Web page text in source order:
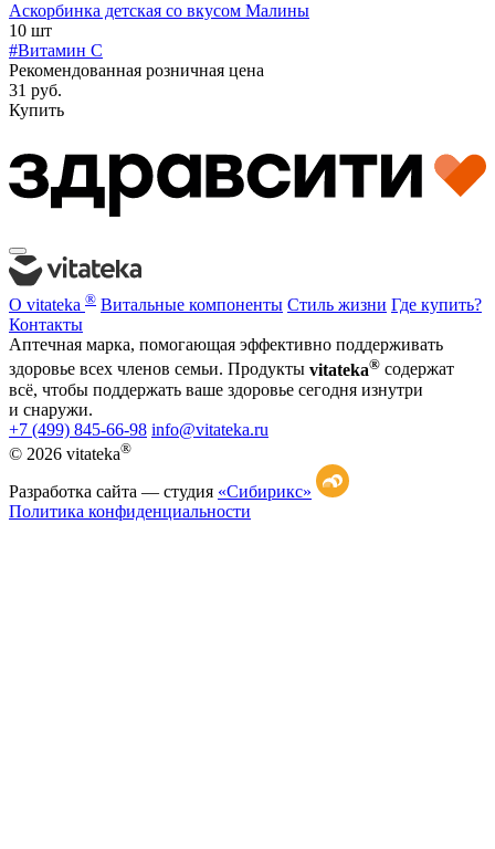
Аскорбинка детская со вкусом Малины
10 шт
#Витамин C
Рекомендованная розничная цена
31 руб.
Купить
О vitateka ® Витальные компоненты Стиль жизни Где купить?
Контакты
Аптечная марка, помогающая эффективно поддерживать
здоровье всех членов семьи. Продукты vitateka® содержат
всё, чтобы поддержать ваше здоровье сегодня изнутри
и снаружи.
+7 (499) 845-66-98 info@vitateka.ru
© 2026 vitateka®
Разработка сайта — студия «Сибирикс»
Политика конфиденциальности